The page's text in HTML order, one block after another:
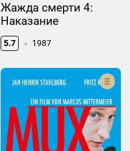
Жажда смерти 4:
Наказание
5.7 1987